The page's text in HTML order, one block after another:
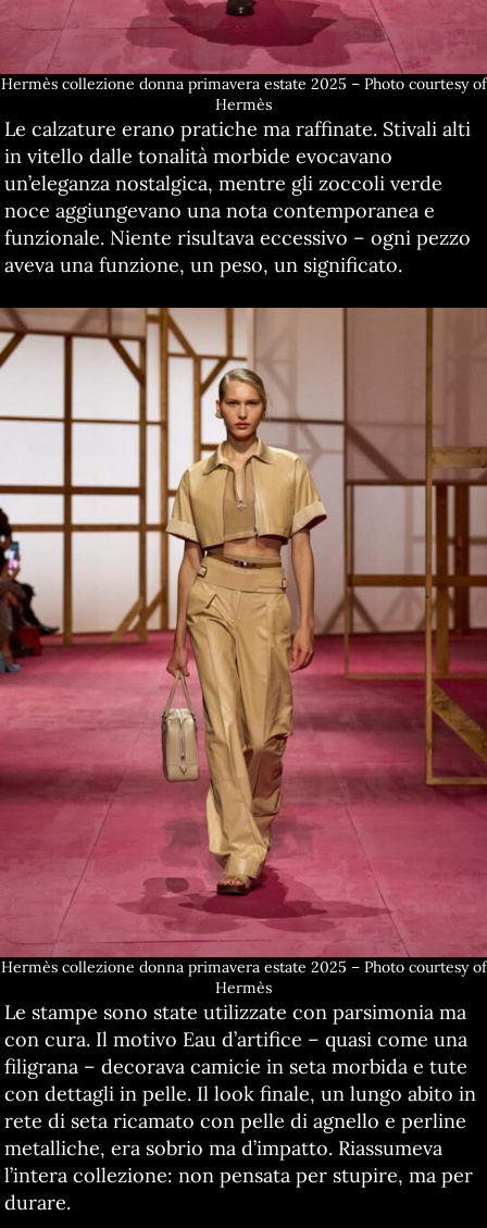
Hermès collezione donna primavera estate 2025 – Photo courtesy of
Hermès
Le calzature erano pratiche ma raffinate. Stivali alti
in vitello dalle tonalità morbide evocavano
un’eleganza nostalgica, mentre gli zoccoli verde
noce aggiungevano una nota contemporanea e
funzionale. Niente risultava eccessivo – ogni pezzo
aveva una funzione, un peso, un significato.
Hermès collezione donna primavera estate 2025 – Photo courtesy of
Hermès
Le stampe sono state utilizzate con parsimonia ma
con cura. Il motivo Eau d’artifice – quasi come una
filigrana – decorava camicie in seta morbida e tute
con dettagli in pelle. Il look finale, un lungo abito in
rete di seta ricamato con pelle di agnello e perline
metalliche, era sobrio ma d’impatto. Riassumeva
l’intera collezione: non pensata per stupire, ma per
durare.